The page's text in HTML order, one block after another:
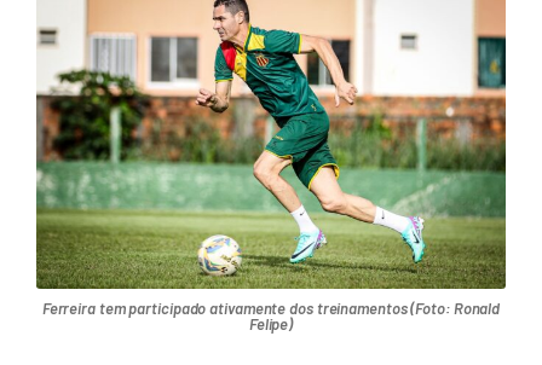
Ferreira tem participado ativamente dos treinamentos (Foto: Ronald
Felipe)